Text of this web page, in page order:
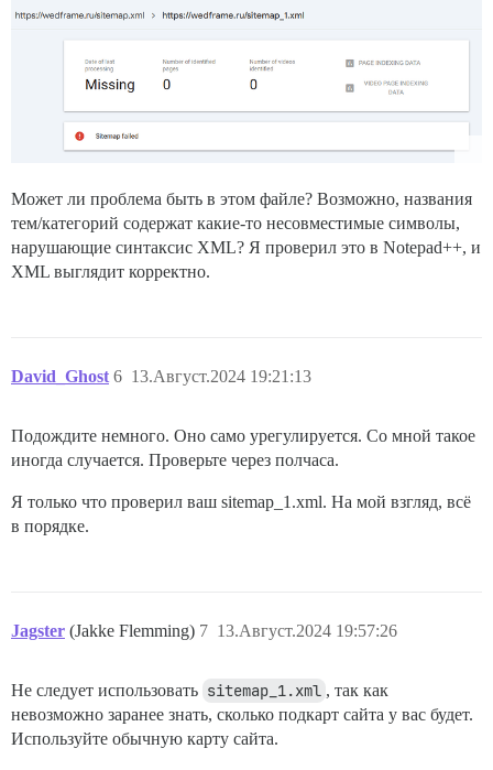
Может ли проблема быть в этом файле? Возможно, названия
тем/категорий содержат какие-то несовместимые символы,
нарушающие синтаксис XML? Я проверил это в Notepad++, и
XML выглядит корректно.
David_Ghost 13.Август.2024 19:21:13
6
Подождите немного. Оно само урегулируется. Со мной такое
иногда случается. Проверьте через полчаса.
Я только что проверил ваш sitemap_1.xml. На мой взгляд, всё
в порядке.
Jagster (Jakke Flemming) 13.Август.2024 19:57:26
7
Не следует использовать sitemap_1.xml , так как
невозможно заранее знать, сколько подкарт сайта у вас будет.
Используйте обычную карту сайта.